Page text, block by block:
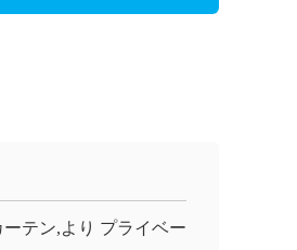
テン,より プライベー